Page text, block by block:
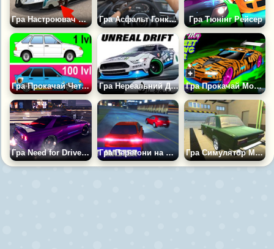
Гра Настроювач Ламборгіні Гра Асфальт Гонки в Трафіку Гра Тюнінг Рейсер
Гра Прокачай Четвірку Гра Нереальний Дубай Дрифт Гра Прокачай Мою Вуличну Тачку
Гра Need for Drive: Багатокористувацькі перегони у Відкритому Світі Гра Перегони на машинах містом: Майстер Трюків Гра Симулятор Механіка ВАЗ